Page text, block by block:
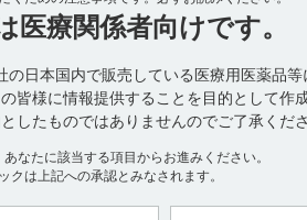
医療関係者向けです。
の日本国内で販売している医療用医薬品
皆様に情報提供することを目的として作
したものではありませんのでご了承くださ
なたに該当する項目からお進みください。
クは上記への承認とみなされます。
レンビマを投与する際は、定期的に腎機能
患者（外国005試験）（引用10、11）
30～59mL／min, 6例）及び重度（CLcr：15
※
腎機能障害を有する患者のCmaxは腎機能正